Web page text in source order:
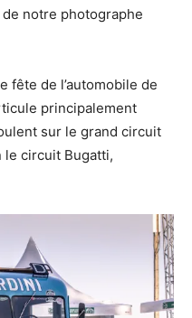
notre photographe
fête de l’automobile de
principalement
sur le grand circuit
le circuit Bugatti,